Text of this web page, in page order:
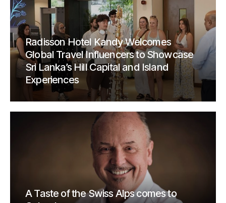
Radisson Hotel Kandy Welcomes
Global Travel Influencers to Showcase
Sri Lanka’s Hill Capital and Island
Experiences
A Taste of the Swiss Alps comes to